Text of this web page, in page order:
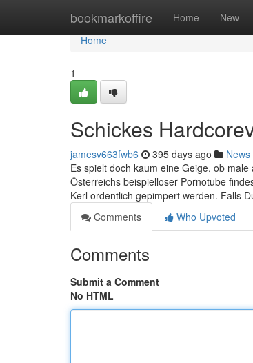
bookmarkoffire Home New
Home
Home
1
Schickes
jamesv663fwb6 395 days ago News
Es spielt doch kaum eine Geige, ob
Österreichs beispielloser Pornotube
Kerl ordentlich gepimpert werden. Falls
Comments
Who Upvoted
Comments
Submit a Comment
No HTML